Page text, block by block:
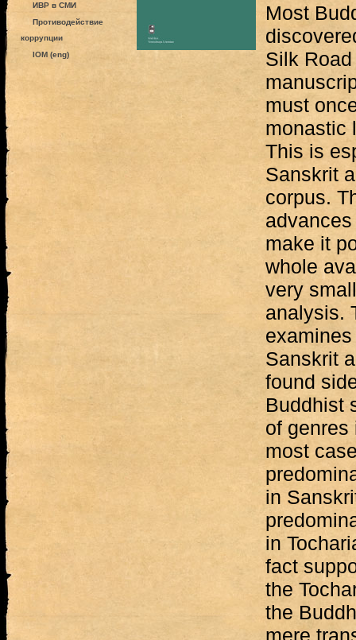
ИВР в СМИ
Противодействие
коррупции
IOM (eng)
Most
Silk
must
monastic
This is
Sanskrit
corpus.
make it
whole
very
analysis.
Sanskrit
found
Buddhist
of genres
most
in
in
fact
the
the
mere